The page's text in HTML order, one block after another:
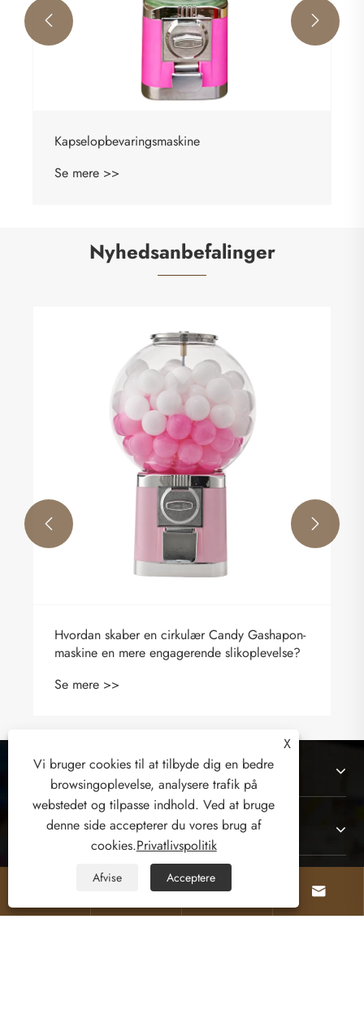
Kapselopbevaringsmaskine
Se mere >>
 
Nyhedsanbefalinger
Hvordan skaber en cirkulær Candy Gashapon-
maskine en mere engagerende slikoplevelse?
Se mere >>
 
Om os
Produkter
 
X
Vi bruger cookies til at tilbyde dig en bedre
browsingoplevelse, analysere trafik på
webstedet og tilpasse indhold. Ved at bruge
denne side accepterer du vores brug af
cookies.Privatlivspolitik
Afvise Acceptere